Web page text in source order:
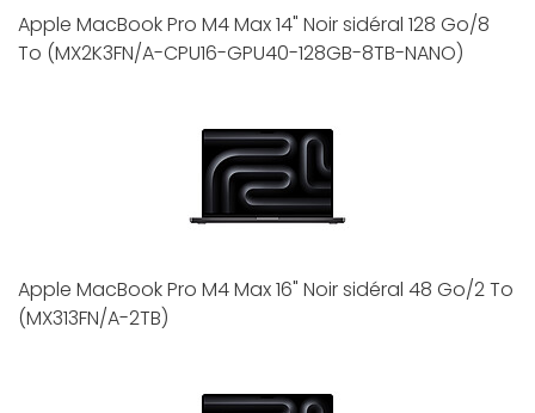
Apple MacBook Pro M4 Max 14" Noir sidéral 128 Go/8
To (MX2K3FN/A-CPU16-GPU40-128GB-8TB-NANO)
Apple MacBook Pro M4 Max 16" Noir sidéral 48 Go/2 To
(MX313FN/A-2TB)